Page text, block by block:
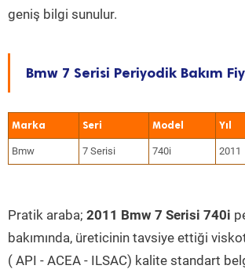
geniş bilgi sunulur.
Bmw 7 Serisi Periyodik Bakım
Marka Seri Model Yıl
Bmw 7 Serisi 740i 2011
Pratik araba; 2011 Bmw 7 Serisi 740i
bakımında, üreticinin tavsiye ettiği
( API - ACEA - ILSAC) kalite standart